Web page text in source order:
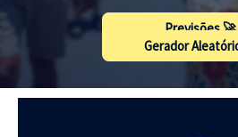
Previsões 🚀
Gerador